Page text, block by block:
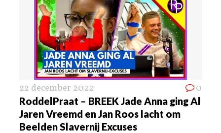
22 december 2022 0
RoddelPraat – BREEK Jade Anna ging Al
Jaren Vreemd en Jan Roos lacht om
Beelden Slavernij Excuses